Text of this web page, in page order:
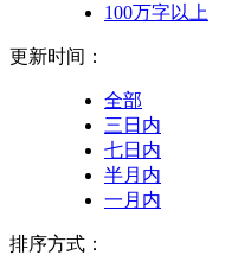
100万字以上
更新时间：
全部
三日内
七日内
半月内
一月内
排序方式：